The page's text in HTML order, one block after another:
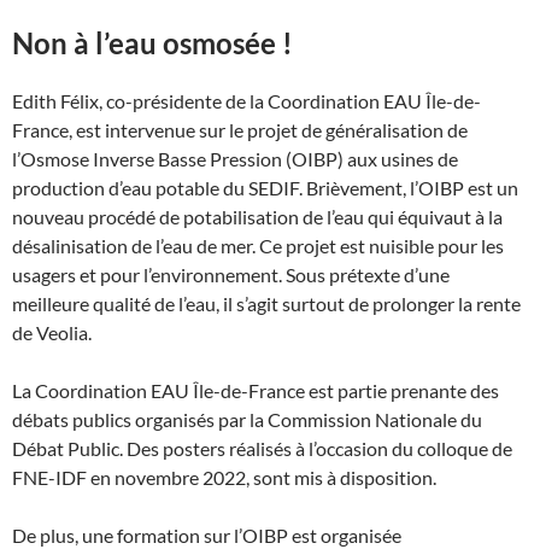
Non à l’eau osmosée !
Edith Félix, co-présidente de la Coordination EAU Île-de-
France, est intervenue sur le projet de généralisation de
l’Osmose Inverse Basse Pression (OIBP) aux usines de
production d’eau potable du SEDIF. Brièvement, l’OIBP est un
nouveau procédé de potabilisation de l’eau qui équivaut à la
désalinisation de l’eau de mer. Ce projet est nuisible pour les
usagers et pour l’environnement. Sous prétexte d’une
meilleure qualité de l’eau, il s’agit surtout de prolonger la rente
de Veolia.
LaCoordination EAU Île-de-Franceest partie prenante des
débats publics organisés par la Commission Nationale du
Débat Public. Des posters réalisés à l’occasion du colloque de
FNE-IDF en novembre 2022, sont mis à disposition.
De plus, une formation sur l’OIBP est organisée